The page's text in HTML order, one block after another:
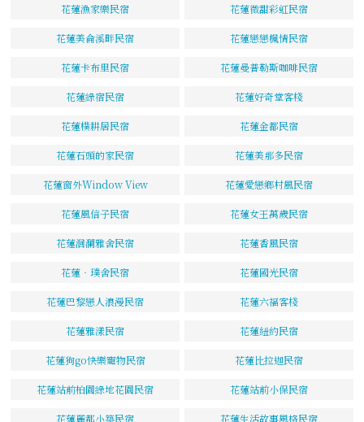
花蓮漁家樂民宿 花蓮微甜彩虹民宿
花蓮美侖溪畔民宿 花蓮戀戀楓情民宿
花蓮卡布里民宿 花蓮曼普勒斯咖啡民宿
花蓮綠宿民宿 花蓮好奇堂客棧
花蓮樸耕居民宿 花蓮金都民宿
花蓮石頭的家民宿 花蓮美那多民宿
花蓮窗外Window View 花蓮愛戀鄉村風民宿
花蓮風信子民宿 花蓮女王萬歲民宿
花蓮洄瀾雅舍民宿 花蓮香風民宿
花蓮‧璞舍民宿 花蓮國光民宿
花蓮巴黎戀人浪漫民宿 花蓮六福客棧
花蓮雅漾民宿 花蓮紐約民宿
花蓮狗go快樂寵物民宿 花蓮比拉迦民宿
花蓮站前柏園綠地花園民宿 花蓮站前小保民宿
花蓮麗都小築民宿 花蓮生活故事風格民宿